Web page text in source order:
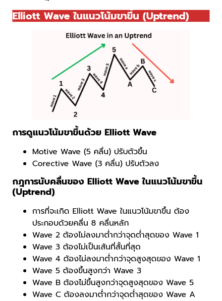
Elliott Wave ในแนวโน้มขาขึ้น (Uptrend)
การดูแนวโน้มขาขึ้นด้วย Elliott Wave
Motive Wave (5 คลื่น) ปรับตัวขึ้น
Corective Wave (3 คลื่น) ปรับตัวลง
กฎการนับคลื่นของ Elliott Wave ในแนวโน้มขาขึ้น
(Uptrend)
การที่จะเกิด Elliott Wave ในแนวโน้มขาขึ้น ต้อง
ประกอบด้วยคลื่น 8 คลื่นหลัก
Wave 2 ต้องไม่ลงมาต่ำกว่าจุดต่ำสุดของ Wave 1
Wave 3 ต้องไม่เป็นเส้นที่สั้นที่สุด
Wave 4 ต้องไม่ลงมาต่ำกว่าจุดสูงสุดของ Wave 1
Wave 5 ต้องขึ้นสูงกว่า Wave 3
Wave B ต้องไม่ขึ้นสูงกว่าจุดสูงสุดของ Wave 5
Wave C ต้องลงมาต่ำกว่าจุดต่ำสุดของ Wave A